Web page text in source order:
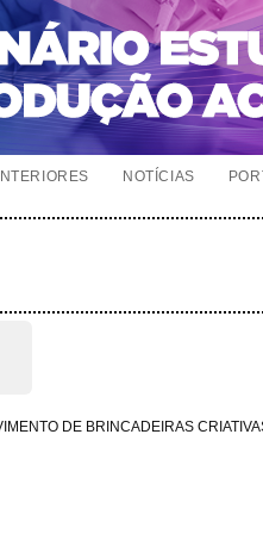
NOTÍCIAS
DE BRINCADEIRAS